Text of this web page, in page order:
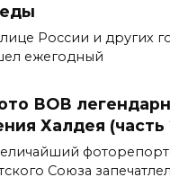
России и других
ежегодный
ВОВ
Халдея (часть
Союза запечатлел